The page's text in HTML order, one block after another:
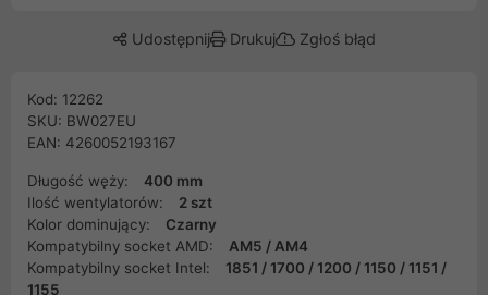
Udostępnij Drukuj Zgłoś błąd
Kod: 12262
SKU: BW027EU
EAN: 4260052193167
Długość węży:
400 mm
Ilość wentylatorów:
2 szt
Kolor dominujący:
Czarny
Kompatybilny socket AMD:
AM5 / AM4
Kompatybilny socket Intel:
1851 / 1700 / 1200 / 1150 / 1151 /
1155